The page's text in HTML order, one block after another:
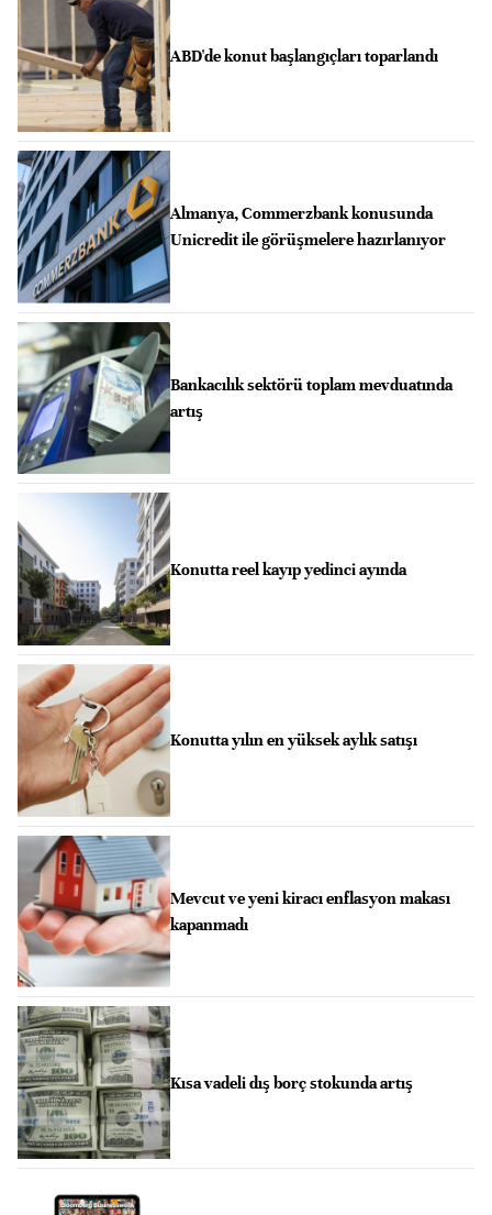
ABD'de konut başlangıçları toparlandı
Almanya, Commerzbank konusunda
Unicredit ile görüşmelere hazırlanıyor
Bankacılık sektörü toplam mevduatında
artış
Konutta reel kayıp yedinci ayında
Konutta yılın en yüksek aylık satışı
Mevcut ve yeni kiracı enflasyon makası
kapanmadı
Kısa vadeli dış borç stokunda artış